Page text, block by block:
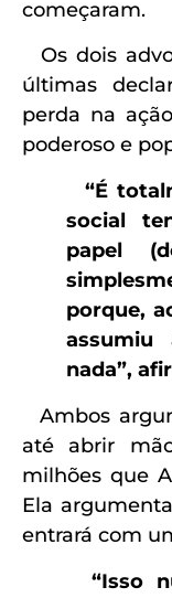
começaram.
Os dois
últimas
perda na
poderoso e
“É
social
papel
porque,
assumiu
nada”,
Ambos
até abrir
milhões que
Ela
entrará com
“Isso